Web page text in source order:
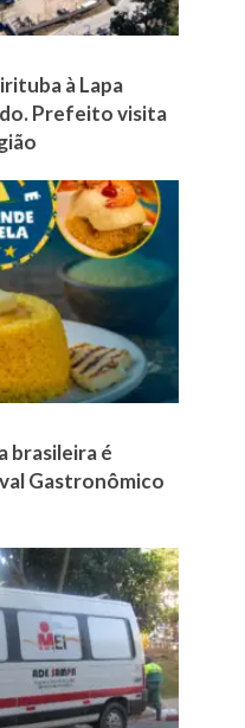
à Lapa
Prefeito visita
brasileira é
Gastronômico